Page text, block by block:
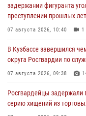
задержании фигуранта
преступлении прошлых
07 августа 2026, 10:40 1
В Кузбассе завершился
округа Росгвардии по
07 августа 2026, 09:38
Росгвардейцы задержали
серию хищений из